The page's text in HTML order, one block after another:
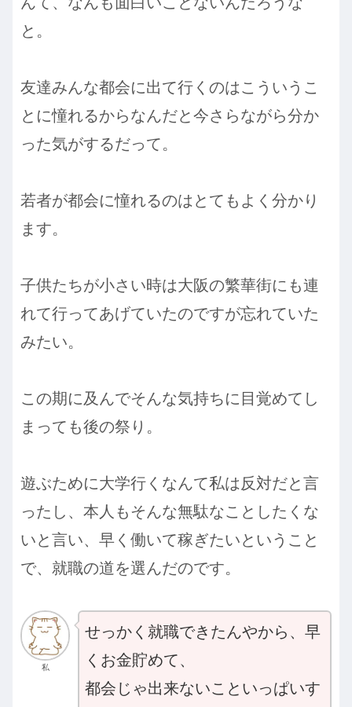
と。
友達みんな都会に出て行くのはこういうこ
とに憧れるからなんだと今さらながら分か
った気がするだって。
若者が都会に憧れるのはとてもよく分かり
ます。
子供たちが小さい時は大阪の繁華街にも連
れて行ってあげていたのですが忘れていた
みたい。
この期に及んでそんな気持ちに目覚めてし
まっても後の祭り。
遊ぶために大学行くなんて私は反対だと言
ったし、本人もそんな無駄なことしたくな
いと言い、早く働いて稼ぎたいということ
で、就職の道を選んだのです。
私
せっかく就職できたんやから、早
くお金貯めて、
都会じゃ出来ないこといっぱいす